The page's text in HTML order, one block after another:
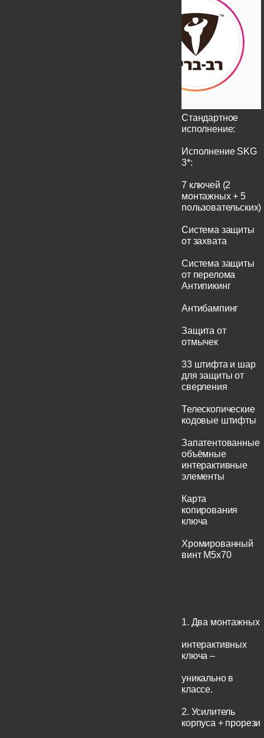
Стандартное
исполнение:
Исполнение SKG
3*:
7 ключей (2
монтажных + 5
пользовательских)
Система защиты
от захвата
Система защиты
от перелома
Антипикинг
Антибампинг
Защита от
отмычек
33 штифта и шар
для защиты от
сверления
Телескопические
кодовые штифты
Запатентованные
объёмные
интерактивные
элементы
Карта
копирования
ключа
Хромированный
винт М5x70
1. Два монтажных
интерактивных
ключа –
уникально в
классе.
2. Усилитель
корпуса + прорези